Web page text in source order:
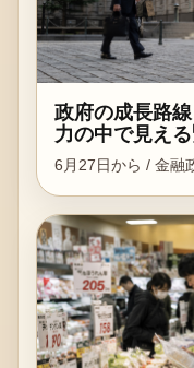
政府の成長路
力の中で見え
6月27日から / 金融